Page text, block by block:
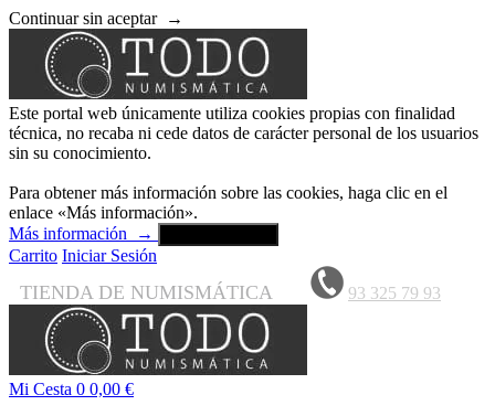
Continuar sin aceptar →
Este portal web únicamente utiliza cookies propias con finalidad
técnica, no recaba ni cede datos de carácter personal de los usuarios
sin su conocimiento.
Para obtener más información sobre las cookies, haga clic en el
enlace «Más información».
Más información
→
Carrito Iniciar Sesión
TIENDA DE NUMISMÁTICA 93 325 79 93
Mi Cesta 0 0,00 €